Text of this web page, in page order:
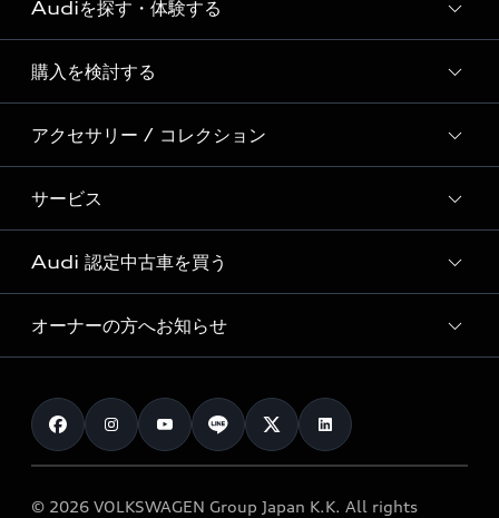
Audi ブランド
Story of Progress
Audi Sport
Formula 1®
デジタルサービス
Audiを探す・体験する
ディーラー検索
新車在庫検索
試乗車・展示車検索
見積り依頼
試乗予約
購入を検討する
モデル一覧
特別仕様モデル / 限定モデル
e-tronラインアップ
価格シミュレーション
車両比較
カタログ一覧
アクセサリー / コレクション
純正アクセサリー
オンラインショップ
Audi collection
アウディナビアプリ
サービス
サービス入庫予約
サービスプログラム
メンテナンス
車検 / 定期点検
e-tronアフターサポート
Audi 認定中古車を買う
Audi認定中古車
クオリティ
保証
メンテナンス
オーナーの方へお知らせ
お知らせ
オーナー様向けキャンペーン
© 2026 VOLKSWAGEN Group Japan K.K. All rights